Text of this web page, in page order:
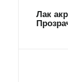
Лак